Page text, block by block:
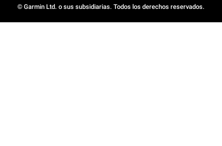
© Garmin Ltd. o sus subsidiarias. Todos los derechos reservados.